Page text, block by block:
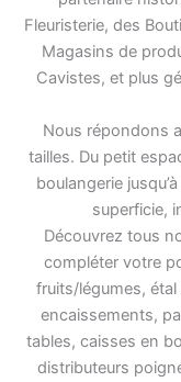
Fleuristerie, des
Magasins de
Cavistes, et plus
Nous répondons
tailles. Du petit
boulangerie
superficie,
Découvrez tous
compléter votre
fruits/légumes,
encaissements,
tables, caisses en
distributeurs